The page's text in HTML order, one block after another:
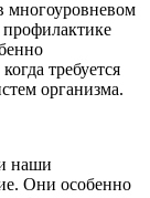
многоуровневом
требуется
организма.
наши
Они особенно